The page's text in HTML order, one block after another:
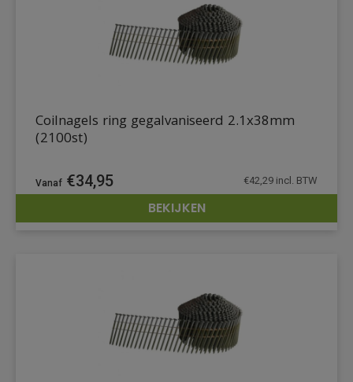
DETAILS
Coilnagels ring gegalvaniseerd 2.1x38mm
(2100st)
€34,95 €42,29 incl. BTW
BEKIJKEN